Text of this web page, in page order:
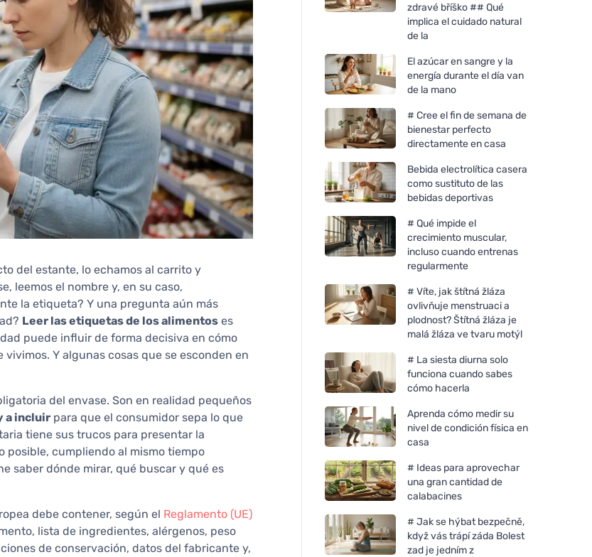
del estante, lo echamos al carrito y
leemos el nombre y, en su caso,
la etiqueta? Y una pregunta aún más
Leer las etiquetas de los alimentos es
puede influir de forma decisiva en cómo
Y algunas cosas que se esconden en
del envase. Son en realidad pequeños
a incluir para que el consumidor sepa lo que
tiene sus trucos para presentar la
posible, cumpliendo al mismo tiempo
saber dónde mirar, qué buscar y qué es
debe contener, según el Reglamento (UE)
lista de ingredientes, alérgenos, peso
de conservación, datos del fabricante y,
zdravé bříško ## Qué
implica el cuidado natural
de la
El azúcar en sangre y la
energía durante el día van
de la mano
# Cree el fin de semana de
bienestar perfecto
directamente en casa
Bebida electrolítica casera
como sustituto de las
bebidas deportivas
# Qué impide el
crecimiento muscular,
incluso cuando entrenas
regularmente
# Víte, jak štítná žláza
ovlivňuje menstruaci a
plodnost? Štítná žláza je
malá žláza ve tvaru motýl
# La siesta diurna solo
funciona cuando sabes
cómo hacerla
Aprenda cómo medir su
nivel de condición física en
casa
# Ideas para aprovechar
una gran cantidad de
calabacines
# Jak se hýbat bezpečně,
když vás trápí záda Bolest
zad je jedním z